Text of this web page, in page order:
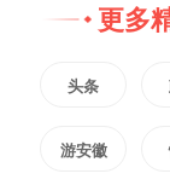
么？ 更多
头条
游安徽